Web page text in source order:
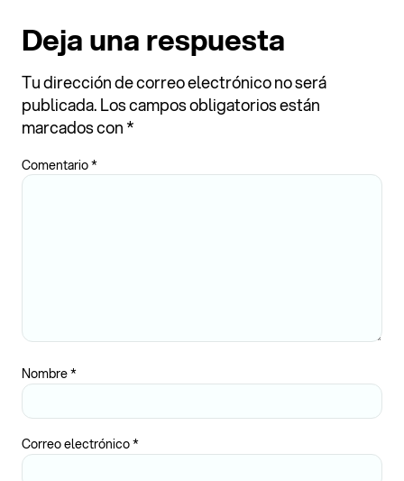
Deja una respuesta
Tu dirección de correo electrónico no será
publicada.Los campos obligatorios están
marcados con*
Comentario*
Nombre*
Correo electrónico*